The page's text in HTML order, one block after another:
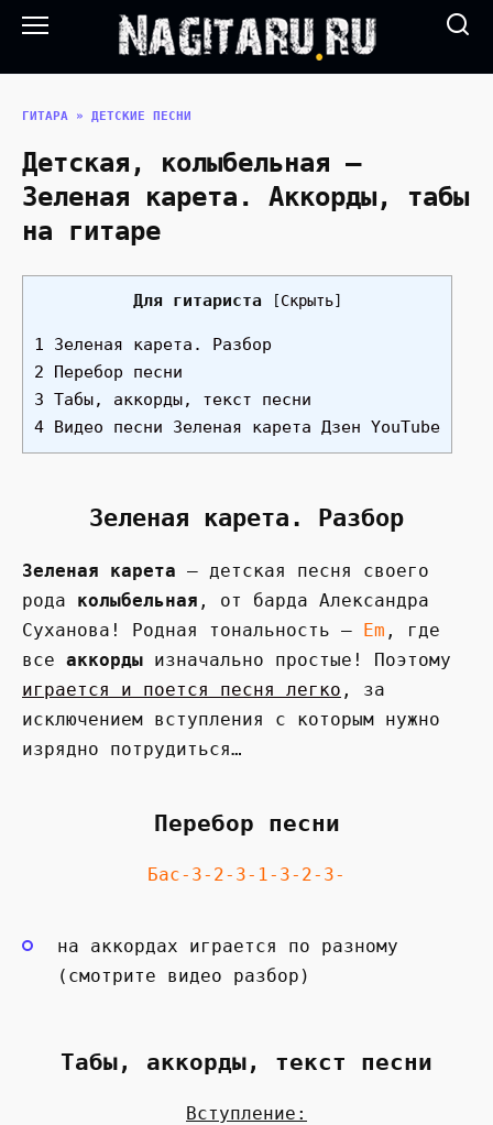
Перейти
ГИТАРА » ДЕТСКИЕ ПЕСНИ
Детская, колыбельная —
Зеленая карета. Аккорды, табы
на гитаре
Для гитариста [Скрыть]
1 Зеленая карета. Разбор
2 Перебор песни
3 Табы, аккорды, текст песни
4 Видео песни Зеленая карета Дзен YouTube
Зеленая карета. Разбор
Зеленая карета — детская песня своего
рода колыбельная , от барда Александра
Суханова! Родная тональность —
Em , где
все аккорды изначально простые! Поэтому
играется и поется песня легко , за
исключением вступления с которым нужно
изрядно потрудиться…
Перебор песни
Бас-3-2-3-1-3-2-3-
на аккордах играется по разному
(смотрите видео разбор)
Табы, аккорды, текст песни
Вступление: